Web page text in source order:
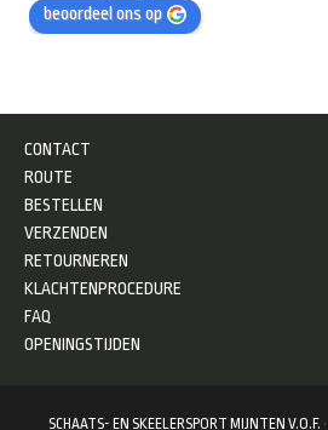
beoordeel ons op
CONTACT
ROUTE
BESTELLEN
VERZENDEN
RETOURNEREN
KLACHTENPROCEDURE
FAQ
OPENINGSTIJDEN
SCHAATS- EN SKEELERSPORT MIJNTEN V.O.F. ·